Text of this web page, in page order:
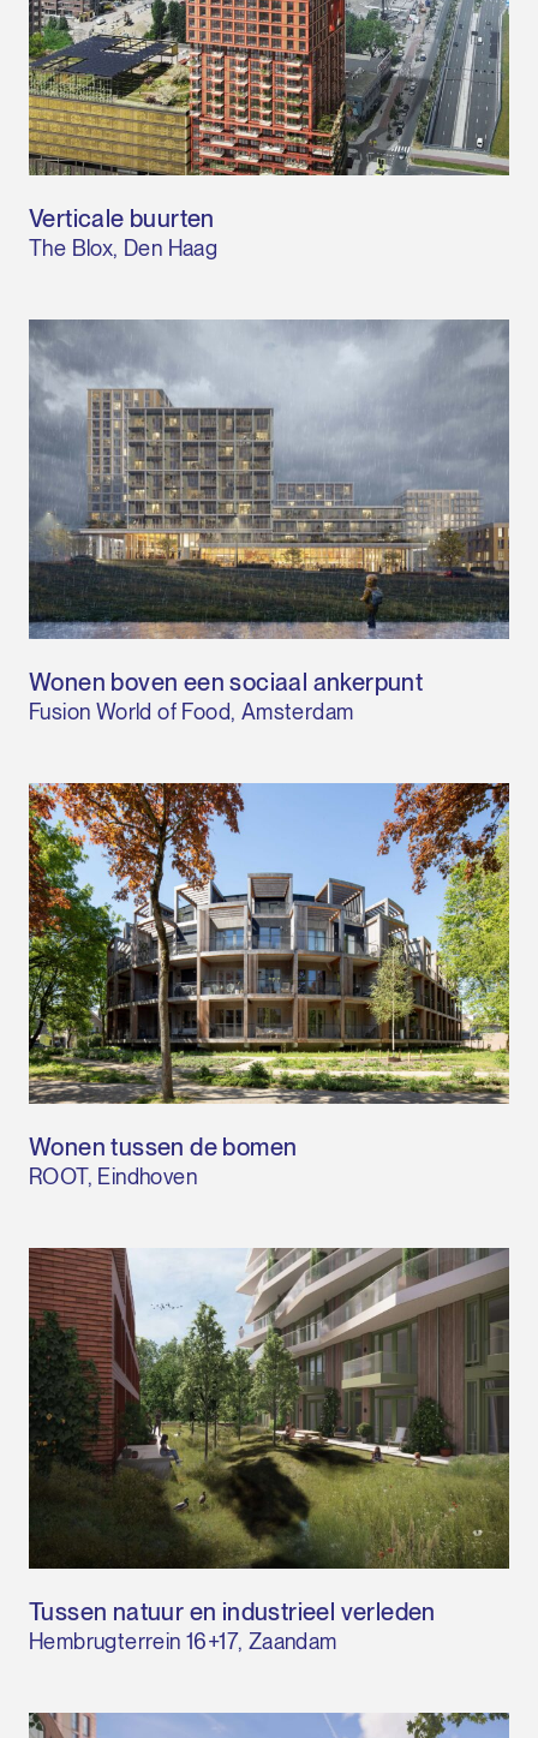
Verticale buurten
The Blox, Den Haag
Wonen boven een sociaal ankerpunt
Fusion World of Food, Amsterdam
Wonen tussen de bomen
ROOT, Eindhoven
Tussen natuur en industrieel verleden
Hembrugterrein 16+17, Zaandam